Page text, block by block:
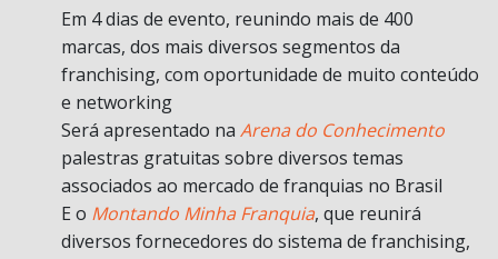
Em 4 dias de evento, reunindo mais de 400
marcas, dos mais diversos segmentos da
franchising, com oportunidade de muito conteúdo
e networking
Será apresentado na Arena do Conhecimento
palestras gratuitas sobre diversos temas
associados ao mercado de franquias no Brasil
E o Montando Minha Franquia, que reunirá
diversos fornecedores do sistema de franchising,